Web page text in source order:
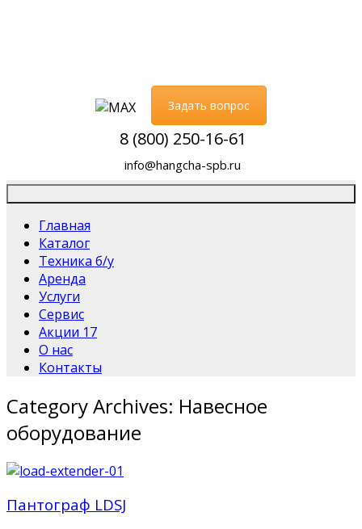
Задать вопрос
8 (800) 250-16-61
info@hangcha-spb.ru
Главная
Каталог
Техника б/у
Аренда
Услуги
Сервис
Акции 17
О нас
Контакты
Category Archives: Навесное
оборудование
Пантограф LDSJ